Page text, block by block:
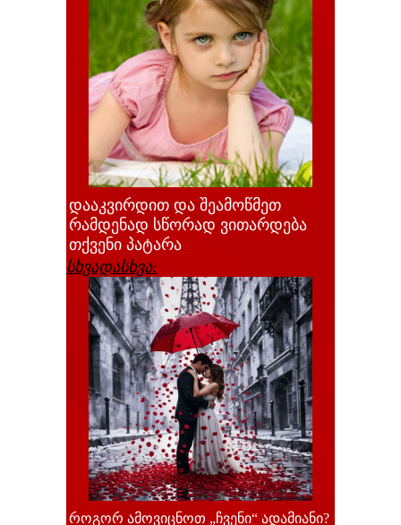
დააკვირდით და შეამოწმეთ
რამდენად სწორად ვითარდება
თქვენი პატარა
სხვადასხვა:
როგორ ამოვიცნოთ „ჩვენი“ ადამიანი?